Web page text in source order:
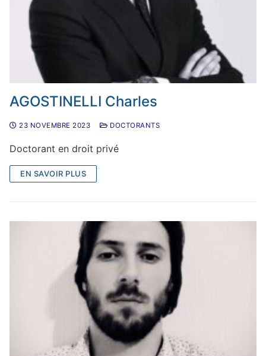
AGOSTINELLI Charles
23 NOVEMBRE 2023 DOCTORANTS
Doctorant en droit privé
EN SAVOIR PLUS